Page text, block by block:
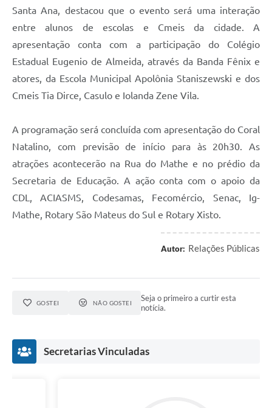
Galeria de Fotos
Audiências Públicas
Arquivos para Download
Carta de Serviços
Galeria de Vídeos
Projetos
Logo Prefeitura de São Mateus do Sul
Links
Solicitação de Remoção: Instituições Escolares
Contato
Santa Ana, destacou que o evento será uma interação
entre alunos de escolas e Cmeis da cidade. A
apresentação conta com a participação do Colégio
Estadual Eugenio de Almeida, através da Banda Fênix e
atores, da Escola Municipal Apolônia Staniszewski e dos
Cmeis Tia Dirce, Casulo e Iolanda Zene Vila.
A programação será concluída com apresentação do Coral
Natalino, com previsão de início para às 20h30. As
atrações acontecerão na Rua do Mathe e no prédio da
Secretaria de Educação. A ação conta com o apoio da
CDL, ACIASMS, Codesamas, Fecomércio, Senac, Ig-
Mathe, Rotary São Mateus do Sul e Rotary Xisto.
Autor: Relações Públicas
GOSTEI NÃO GOSTEI
Seja o primeiro a curtir esta
notícia.
Secretarias Vinculadas